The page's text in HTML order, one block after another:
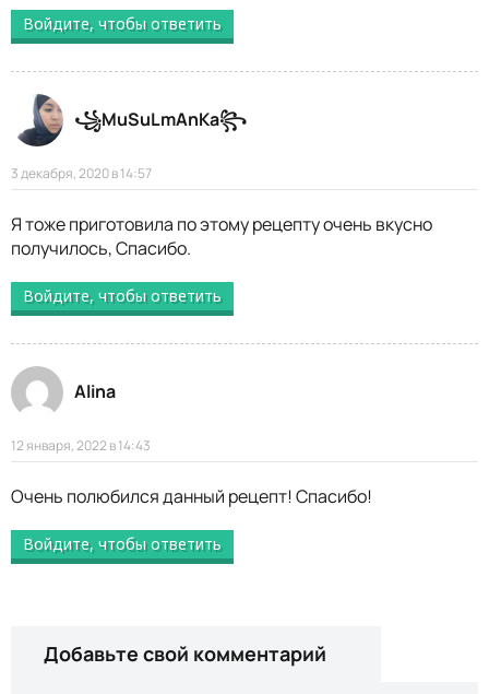
Войдите, чтобы ответить
꧁MuSuLmAnKa꧂
3 декабря, 2020 в 14:57
Я тоже приготовила по этому рецепту очень вкусно
получилось, Спасибо.
Войдите, чтобы ответить
Alina
12 января, 2022 в 14:43
Очень полюбился данный рецепт! Спасибо!
Войдите, чтобы ответить
Добавьте свой комментарий